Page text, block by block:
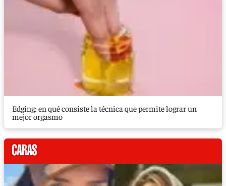
Edging: en qué consiste la técnica que permite lograr un
mejor orgasmo